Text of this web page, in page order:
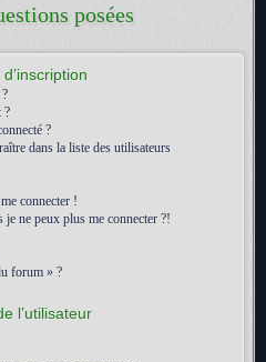
posées
?
?
dans la liste des utilisateurs
connecter !
je ne peux plus me connecter ?!
forum » ?
l’utilisateur